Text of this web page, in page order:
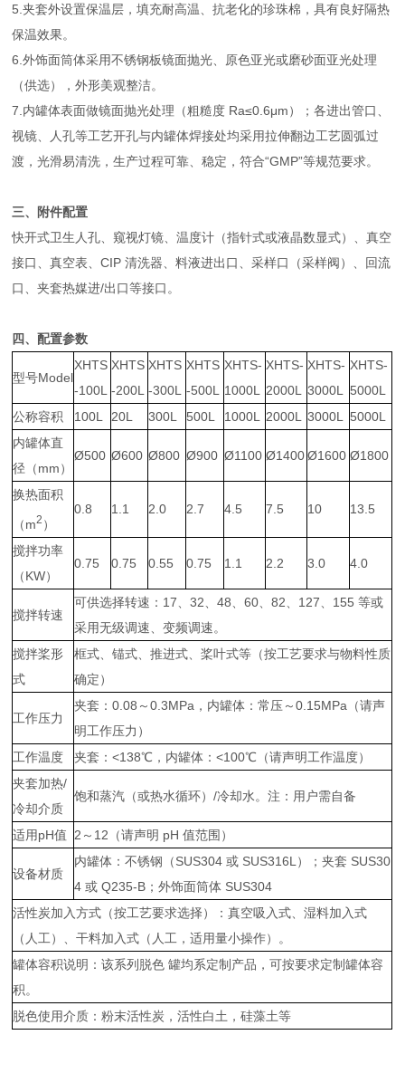
5.夹套外设置保温层，填充耐高温、抗老化的珍珠棉，具有良好隔热
保温效果。
6.外饰面筒体采用不锈钢板镜面抛光、原色亚光或磨砂面亚光处理
（供选），外形美观整洁。
7.内罐体表面做镜面抛光处理（粗糙度 Ra≤0.6μm）；各进出管口、
视镜、人孔等工艺开孔与内罐体焊接处均采用拉伸翻边工艺圆弧过
渡，光滑易清洗，生产过程可靠、稳定，符合“GMP”等规范要求。
三、附件配置
快开式卫生人孔、窥视灯镜、温度计（指针式或液晶数显式）、真空
接口、真空表、CIP 清洗器、料液进出口、采样口（采样阀）、回流
口、夹套热媒进/出口等接口。
四、配置参数
型号Model
XHTS
-100L
XHTS
-200L
XHTS
-300L
XHTS
-500L
XHTS-
1000L
XHTS-
2000L
XHTS-
3000L
XHTS-
5000L
公称容积
100L 20L 300L 500L 1000L 2000L 3000L
5000L
内罐体直
径（mm）
Ø500 Ø600 Ø800 Ø900 Ø1100 Ø1400 Ø1600 Ø1800
换热面积
（m2 ）
0.8 1.1 2.0 2.7 4.5 7.5 10 13.5
搅拌功率
（KW）
0.75 0.75 0.55 0.75 1.1 2.2 3.0 4.0
搅拌转速
可供选择转速：17、32、48、60、82、127、155 等或
采用无级调速、变频调速。
搅拌桨形
式
框式、锚式、推进式、桨叶式等（按工艺要求与物料性质
确定）
工作压力
夹套：0.08～0.3MPa，内罐体：常压～0.15MPa（请声
明工作压力）
工作温度
夹套：<138℃，内罐体：<100℃（请声明工作温度）
夹套加热/
冷却介质
饱和蒸汽（或热水循环）/冷却水。注：用户需自备
适用pH值 2～12（请声明 pH 值范围）
设备材质
内罐体：不锈钢（SUS304 或 SUS316L）；夹套 SUS30
4 或 Q235-B；外饰面筒体 SUS304
活性炭加入方式（按工艺要求选择）：真空吸入式、湿料加入式
（人工）、干料加入式（人工，适用量小操作）。
罐体容积说明：该系列脱色 罐均系定制产品，可按要求定制罐体容
积。
脱色使用介质：粉末活性炭，活性白土，硅藻土等